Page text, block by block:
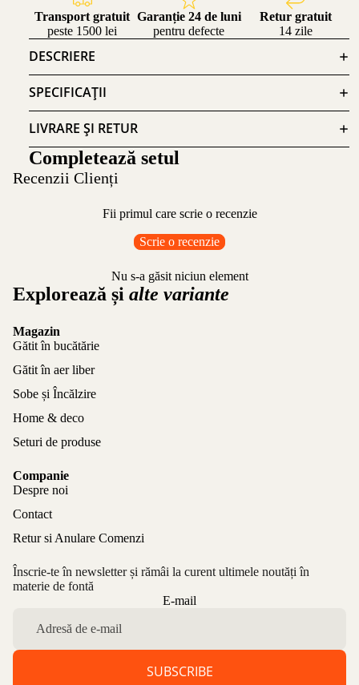
Transport gratuit
peste 1500 lei
Garanție 24 de luni
pentru defecte
Retur gratuit
14 zile
DESCRIERE
SPECIFICAȚII
LIVRARE ȘI RETUR
Completează setul
Recenzii Clienți
Fii primul care scrie o recenzie
Scrie o recenzie
Nu s-a găsit niciun element
Explorează și alte variante
Magazin
Gătit în bucătărie
Gătit în aer liber
Sobe și Încălzire
Home & deco
Seturi de produse
Companie
Despre noi
Contact
Retur si Anulare Comenzi
Înscrie-te în newsletter și rămâi la curent ultimele noutăți în
materie de fontă
E-mail
SUBSCRIBE
Politica de confidențialitate